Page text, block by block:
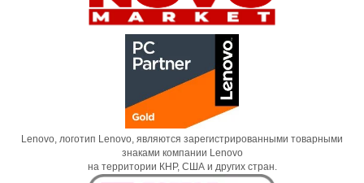
Lenovo, логотип Lenovo, являются зарегистрированными товарными
знаками компании Lenovo
на территории КНР, США и других стран.